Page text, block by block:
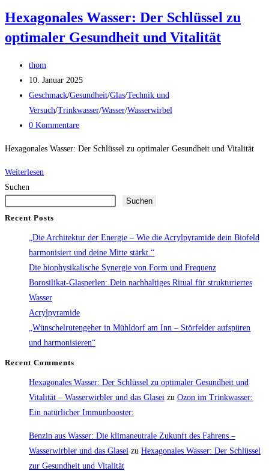
Hexagonales Wasser: Der Schlüssel zu
optimaler Gesundheit und Vitalität
Beitrags-
Autor:
thom
Beitrag
veröffentlicht:
10. Januar 2025
Beitrags-
Kategorie:
Geschmack/Gesundheit/Glas/Technik und
Versuch/Trinkwasser/Wasser/Wasserwirbel
Beitrags-
0 Kommentare
Hexagonales Wasser: Der Schlüssel zu optimaler Gesundheit und Vitalität
Weiterlesen
Schlüssel
Suchen
Suchen
Recent Posts
„Die Architektur der Energie – Wie die Acrylpyramide dein Biofeld
harmonisiert und deine Mitte stärkt.“
Die biophysikalische Synergie von Form und Frequenz
Borosilikat-Glasperlen: Dein nachhaltiges Ritual für strukturiertes
Wasser
Acrylpyramide
„Wünschelrutengeher in Mühldorf am Inn – Störfelder aufspüren
und harmonisieren“
Recent Comments
Hexagonales Wasser: Der Schlüssel zu optimaler Gesundheit und
Vitalität – Wasserwirbler und das Glasei zu Ozon im Trinkwasser:
Ein natürlicher Immunbooster:
Benzin aus Wasser: Die klimaneutrale Zukunft des Fahrens –
Wasserwirbler und das Glasei zu Hexagonales Wasser: Der Schlüssel
zur Gesundheit und Vitalität